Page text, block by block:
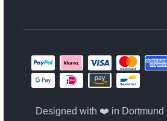
Designed with ❤️ in Dortmund